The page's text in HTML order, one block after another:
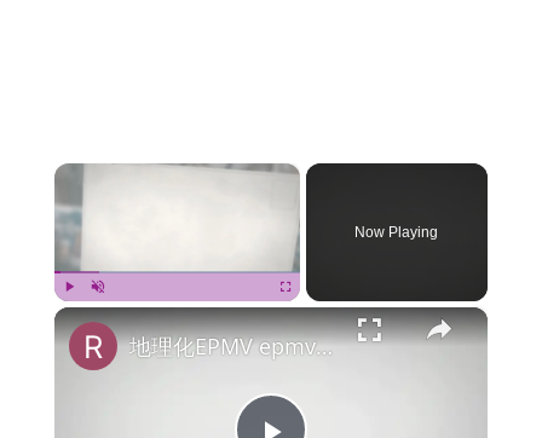
×
Fullscreen
Now Playing
×
地理化EPMV epmvがさまざまな国で異なるように見えるのですか？各国の最高のEPMVは何ですか？